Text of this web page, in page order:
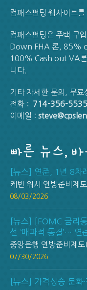
컴패스펀딩 웹사이트
컴패스펀딩은 주택 구
Down FHA 론, 85%
100% Cash out VA론
니다.
기타 자세한 문의, 무료
전화 : 714-356-5535
이메일 :
빠른 뉴스, 바
[뉴스] 연준, 1년 8차
케빈 워시 연방준비제
08/03/2026
[뉴스] [FOMC 금리
선 ‘매파적 동결’… 연
중앙은행 연방준비제
07/30/2026
[뉴스] 가격상승 둔화